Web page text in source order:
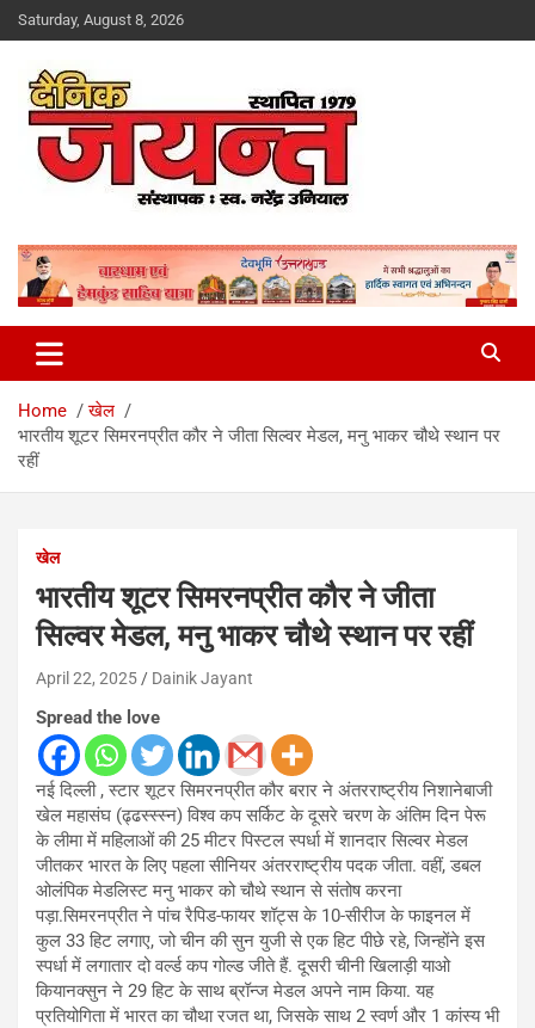
Skip
to
Saturday, August 8, 2026
Dainik Jayant
Home
खेल
भारतीय शूटर सिमरनप्रीत कौर ने जीता सिल्वर मेडल, मनु भाकर चौथे स्थान पर
रहीं
खेल
भारतीय शूटर सिमरनप्रीत कौर ने जीता
सिल्वर मेडल, मनु भाकर चौथे स्थान पर रहीं
April 22, 2025 Dainik Jayant
Spread the love
नई दिल्ली , स्टार शूटर सिमरनप्रीत कौर बरार ने अंतरराष्ट्रीय निशानेबाजी
खेल महासंघ (ढ्ढस्स्स्न) विश्व कप सर्किट के दूसरे चरण के अंतिम दिन पेरू
के लीमा में महिलाओं की 25 मीटर पिस्टल स्पर्धा में शानदार सिल्वर मेडल
जीतकर भारत के लिए पहला सीनियर अंतरराष्ट्रीय पदक जीता. वहीं, डबल
ओलंपिक मेडलिस्ट मनु भाकर को चौथे स्थान से संतोष करना
पड़ा.सिमरनप्रीत ने पांच रैपिड-फायर शॉट्स के 10-सीरीज के फाइनल में
कुल 33 हिट लगाए, जो चीन की सुन युजी से एक हिट पीछे रहे, जिन्होंने इस
स्पर्धा में लगातार दो वर्ल्ड कप गोल्ड जीते हैं. दूसरी चीनी खिलाड़ी याओ
कियानक्सुन ने 29 हिट के साथ ब्रॉन्ज मेडल अपने नाम किया. यह
प्रतियोगिता में भारत का चौथा रजत था, जिसके साथ 2 स्वर्ण और 1 कांस्य भी